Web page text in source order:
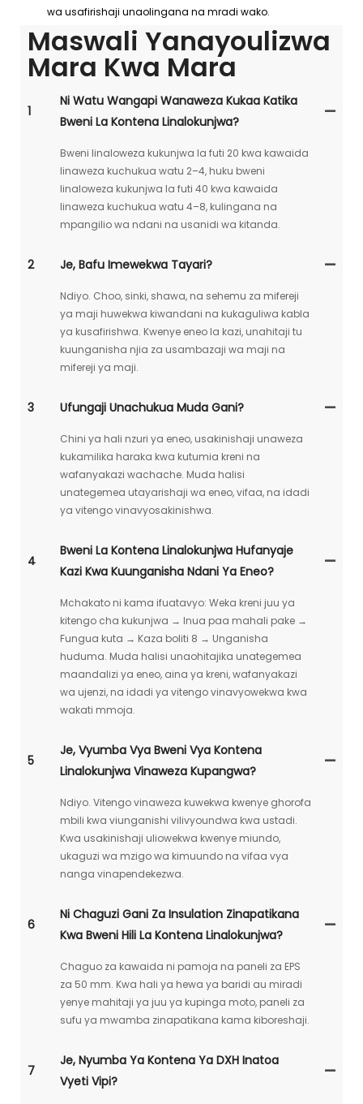
wa usafirishaji unaolingana na mradi wako.
Maswali Yanayoulizwa
Mara Kwa Mara
1
Ni Watu Wangapi Wanaweza Kukaa Katika
Bweni La Kontena Linalokunjwa?
Bweni linaloweza kukunjwa la futi 20 kwa kawaida
linaweza kuchukua watu 2–4, huku bweni
linaloweza kukunjwa la futi 40 kwa kawaida
linaweza kuchukua watu 4–8, kulingana na
mpangilio wa ndani na usanidi wa kitanda.
2 Je, Bafu Imewekwa Tayari?
Ndiyo. Choo, sinki, shawa, na sehemu za mifereji
ya maji huwekwa kiwandani na kukaguliwa kabla
ya kusafirishwa. Kwenye eneo la kazi, unahitaji tu
kuunganisha njia za usambazaji wa maji na
mifereji ya maji.
3 Ufungaji Unachukua Muda Gani?
Chini ya hali nzuri ya eneo, usakinishaji unaweza
kukamilika haraka kwa kutumia kreni na
wafanyakazi wachache. Muda halisi
unategemea utayarishaji wa eneo, vifaa, na idadi
ya vitengo vinavyosakinishwa.
4
Bweni La Kontena Linalokunjwa Hufanyaje
Kazi Kwa Kuunganisha Ndani Ya Eneo?
Mchakato ni kama ifuatavyo: Weka kreni juu ya
kitengo cha kukunjwa → Inua paa mahali pake →
Fungua kuta → Kaza boliti 8 → Unganisha
huduma. Muda halisi unaohitajika unategemea
maandalizi ya eneo, aina ya kreni, wafanyakazi
wa ujenzi, na idadi ya vitengo vinavyowekwa kwa
wakati mmoja.
5
Je, Vyumba Vya Bweni Vya Kontena
Linalokunjwa Vinaweza Kupangwa?
Ndiyo. Vitengo vinaweza kuwekwa kwenye ghorofa
mbili kwa viunganishi vilivyoundwa kwa ustadi.
Kwa usakinishaji uliowekwa kwenye miundo,
ukaguzi wa mzigo wa kimuundo na vifaa vya
nanga vinapendekezwa.
6
Ni Chaguzi Gani Za Insulation Zinapatikana
Kwa Bweni Hili La Kontena Linalokunjwa?
Chaguo za kawaida ni pamoja na paneli za EPS
za 50 mm. Kwa hali ya hewa ya baridi au miradi
yenye mahitaji ya juu ya kupinga moto, paneli za
sufu ya mwamba zinapatikana kama kiboreshaji.
7
Je, Nyumba Ya Kontena Ya DXH Inatoa
Vyeti Vipi?